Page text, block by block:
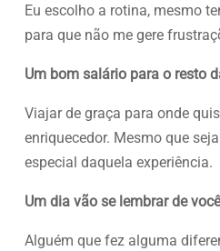
Eu escolho a rotina, mesmo
para que não me gere
Um bom salário para o resto
Viajar de graça para onde
enriquecedor. Mesmo que
especial daquela experiência.
Um dia vão se lembrar de
Alguém que fez alguma